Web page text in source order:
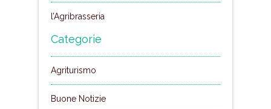
l’Agribrasseria
Categorie
Agriturismo
Buone Notizie